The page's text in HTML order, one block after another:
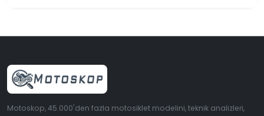
Motoskop, 45.000'den fazla motosiklet modelini, teknik analizleri,